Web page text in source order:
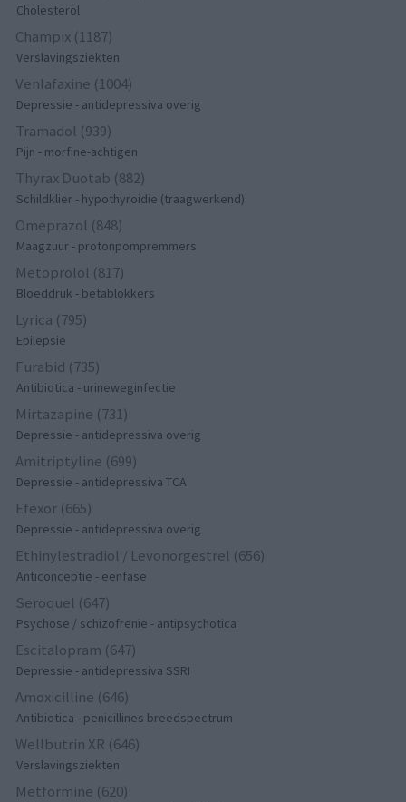
Cholesterol
Champix (1187)
Verslavingsziekten
Venlafaxine (1004)
Depressie - antidepressiva overig
Tramadol (939)
Pijn - morfine-achtigen
Thyrax Duotab (882)
Schildklier - hypothyroidie (traagwerkend)
Omeprazol (848)
Maagzuur - protonpompremmers
Metoprolol (817)
Bloeddruk - betablokkers
Lyrica (795)
Epilepsie
Furabid (735)
Antibiotica - urineweginfectie
Mirtazapine (731)
Depressie - antidepressiva overig
Amitriptyline (699)
Depressie - antidepressiva TCA
Efexor (665)
Depressie - antidepressiva overig
Ethinylestradiol / Levonorgestrel (656)
Anticonceptie - eenfase
Seroquel (647)
Psychose / schizofrenie - antipsychotica
Escitalopram (647)
Depressie - antidepressiva SSRI
Amoxicilline (646)
Antibiotica - penicillines breedspectrum
Wellbutrin XR (646)
Verslavingsziekten
Metformine (620)